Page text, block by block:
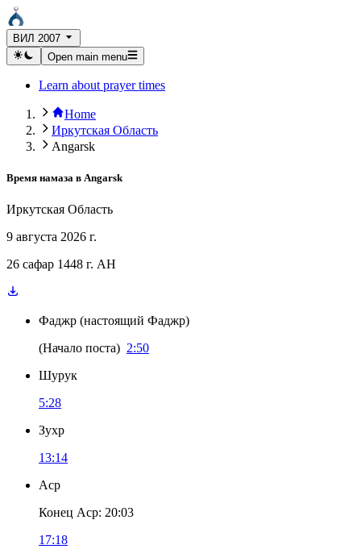
ВИЛ 2007
Open main menu
Learn about prayer times
Home
Иркутская Область
Angarsk
Время намаза в Angarsk
Иркутская Область
9 августа 2026 г.
26 сафар 1448 г. AH
Фаджр (настоящий Фаджр)
(Начало поста) 2:50
Шурук
5:28
Зухр
13:14
Аср
Конец Аср: 20:03
17:18